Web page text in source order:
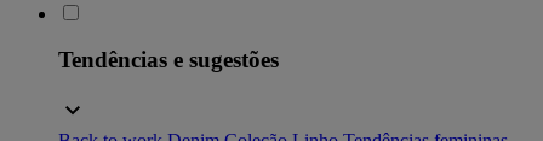
Tendências e sugestões